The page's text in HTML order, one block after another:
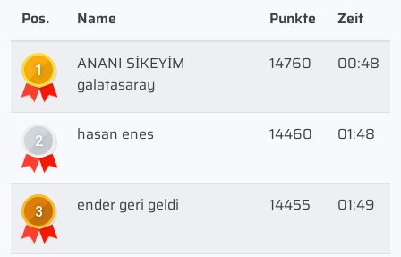
Pos. Name Punkte Zeit
1
ANANI SİKEYİM
galatasaray
14760 00:48
2 hasan enes 14460 01:48
3 ender geri geldi 14455 01:49